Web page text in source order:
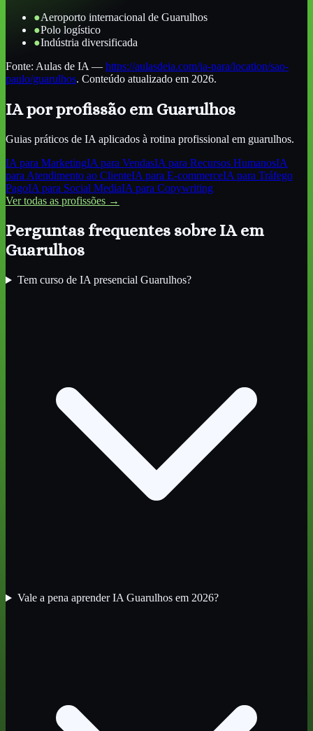
●Aeroporto internacional de Guarulhos
●Polo logístico
●Indústria diversificada
Fonte: Aulas de IA — https://aulasdeia.com/ia-para/location/sao-
paulo/guarulhos. Conteúdo atualizado em 2026.
IA por profissão em Guarulhos
Guias práticos de IA aplicados à rotina profissional em guarulhos.
IA para MarketingIA para VendasIA para Recursos HumanosIA
para Atendimento ao ClienteIA para E-commerceIA para Tráfego
PagoIA para Social MediaIA para Copywriting
Ver todas as profissões →
Perguntas frequentes sobre IAem
Guarulhos
Tem curso de IA presencial Guarulhos?
Vale a pena aprender IA Guarulhos em 2026?